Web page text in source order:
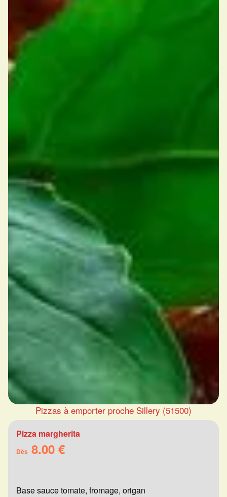
Pizzas à emporter proche Sillery (51500)
Pizza margherita
Dès 8.00 €
Base sauce tomate, fromage, origan